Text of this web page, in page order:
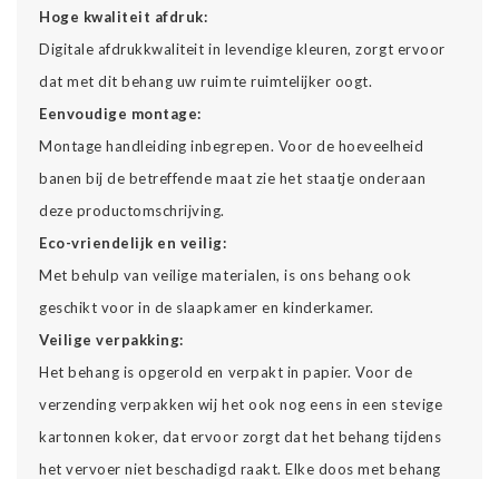
Hoge kwaliteit afdruk:
Digitale afdrukkwaliteit in levendige kleuren, zorgt ervoor
dat met dit behang uw ruimte ruimtelijker oogt.
Eenvoudige montage:
Montage handleiding inbegrepen. Voor de hoeveelheid
banen bij de betreffende maat zie het staatje onderaan
deze productomschrijving.
Eco-vriendelijk en veilig:
Met behulp van veilige materialen, is ons behang ook
geschikt voor in de slaapkamer en kinderkamer.
Veilige verpakking:
Het behang is opgerold en verpakt in papier. Voor de
verzending verpakken wij het ook nog eens in een stevige
kartonnen koker, dat ervoor zorgt dat het behang tijdens
het vervoer niet beschadigd raakt. Elke doos met behang